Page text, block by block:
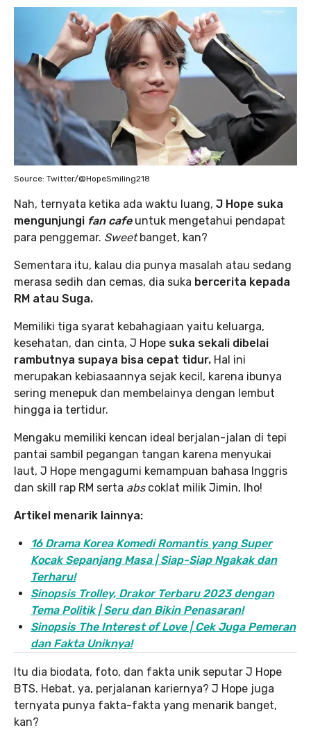
Source: Twitter/@HopeSmiling218
Nah, ternyata ketika ada waktu luang, J Hope suka
mengunjungi fan cafe untuk mengetahui pendapat
para penggemar. Sweetbanget, kan?
Sementara itu, kalau dia punya masalah atau sedang
merasa sedih dan cemas, dia suka bercerita kepada
RM atau Suga.
Memiliki tiga syarat kebahagiaan yaitu keluarga,
kesehatan, dan cinta, J Hope suka sekali dibelai
rambutnya supaya bisa cepat tidur. Hal ini
merupakan kebiasaannya sejak kecil, karena ibunya
sering menepuk dan membelainya dengan lembut
hingga ia tertidur.
Mengaku memiliki kencan ideal berjalan-jalan di tepi
pantai sambil pegangan tangan karena menyukai
laut, J Hope mengagumi kemampuan bahasa Inggris
dan skill rap RM serta abs coklat milik Jimin, lho!
Artikel menarik lainnya:
16 Drama Korea Komedi Romantis yang Super
Kocak Sepanjang Masa | Siap-Siap Ngakak dan
Terharu!
Sinopsis Trolley, Drakor Terbaru 2023 dengan
Tema Politik | Seru dan Bikin Penasaran!
Sinopsis The Interest of Love | Cek Juga Pemeran
dan Fakta Uniknya!
Itu dia biodata, foto, dan fakta unik seputar J Hope
BTS. Hebat, ya, perjalanan kariernya? J Hope juga
ternyata punya fakta-fakta yang menarik banget,
kan?